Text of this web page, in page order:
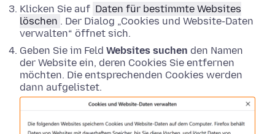
Klicken Sie auf Daten für bestimmte Websites
löschen . Der Dialog „Cookies und Website-Daten
verwalten“ öffnet sich.
Geben Sie im Feld Websites suchen den Namen
der Website ein, deren Cookies Sie entfernen
möchten. Die entsprechenden Cookies werden
dann aufgelistet.